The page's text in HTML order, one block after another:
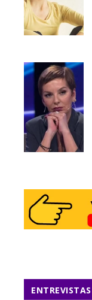
ENTREVISTAS